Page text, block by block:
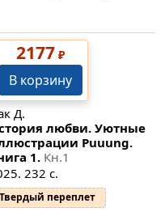
2177₽
В корзину
Д.
любви. Уютные
Puuung.
1. Кн.1
232 с.
Твердый переплет